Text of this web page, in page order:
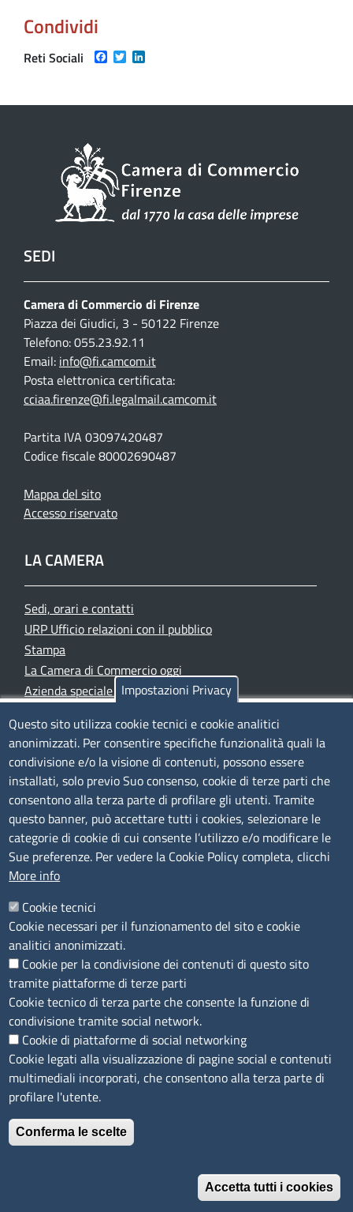
Condividi
Reti Sociali Facebook
Twitter
SEDI
Camera di Commercio di Firenze
Piazza dei Giudici, 3 - 50122 Firenze
Telefono: 055.23.92.11
Email: info@fi.camcom.it
Posta elettronica certificata:
cciaa.firenze@fi.legalmail.camcom.it
Partita IVA 03097420487
Codice fiscale 80002690487
Mappa del sito
Accesso riservato
LA CAMERA
Sedi, orari e contatti
URP Ufficio relazioni con il pubblico
Stampa
La Camera di Commercio oggi
Azienda speciale PromoFirenze
TRASPARENZA
Albo Online
Amministrazione trasparente
Bandi e concorsi
Segnalazioni Whistleblowing
Accessibilità
IBAN e pagamenti informatici
Informative privacy e cookie
Verifiche PA
Attuazione misure PNRR
Modulistica
SEGUICI SU
Impostazioni Privacy
Questo sito utilizza cookie tecnici e cookie analitici
anonimizzati. Per consentire specifiche funzionalità quali la
condivisione e/o la visione di contenuti, possono essere
installati, solo previo Suo consenso, cookie di terze parti che
consentono alla terza parte di profilare gli utenti. Tramite
questo banner, può accettare tutti i cookies, selezionare le
categorie di cookie di cui consente l’utilizzo e/o modificare le
Sue preferenze. Per vedere la Cookie Policy completa, clicchi
More info
Cookie tecnici
Cookie necessari per il funzionamento del sito e cookie
analitici anonimizzati.
Cookie per la condivisione dei contenuti di questo sito
tramite piattaforme di terze parti
Cookie tecnico di terza parte che consente la funzione di
condivisione tramite social network.
Cookie di piattaforme di social networking
Cookie legati alla visualizzazione di pagine social e contenuti
multimediali incorporati, che consentono alla terza parte di
profilare l'utente.
Conferma le scelte
Accetta tutti i cookies